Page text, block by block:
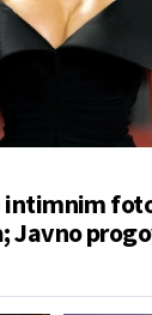
intimnim
Javno